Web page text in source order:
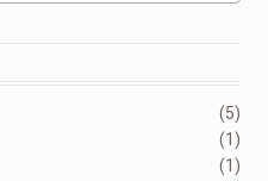
(5)
(1)
(1)